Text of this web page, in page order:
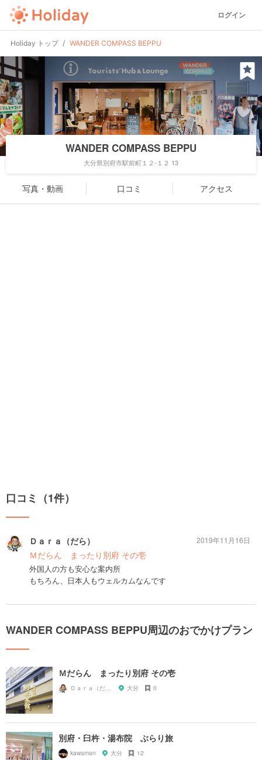
ログイン
Holiday トップ WANDER COMPASS BEPPU
WANDER COMPASS BEPPU
大分県別府市駅前町１２-１２ 13
写真・動画 口コミ アクセス
口コミ（1件）
Ｄａｒａ（だら）
Ｍだらん まったり別府 その壱
外国人の方も安心な案内所
もちろん、日本人もウェルカムなんです
2019年11月16日
WANDER COMPASS BEPPU周辺のおでかけプラン
Ｍだらん まったり別府 その壱
大分 0
別府・臼杵・湯布院 ぶらり旅
kawaman 大分 12